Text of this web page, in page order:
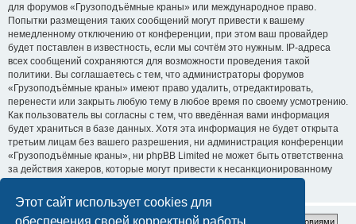
Этот сайт использует cookies для
обеспечения своей корректной работы.
для форумов «Грузоподъёмные краны» или международное право.
Попытки размещения таких сообщений могут привести к вашему
немедленному отключению от конференции, при этом ваш провайдер
будет поставлен в известность, если мы сочтём это нужным. IP-адреса
всех сообщений сохраняются для возможности проведения такой
политики. Вы соглашаетесь с тем, что администраторы форумов
«Грузоподъёмные краны» имеют право удалить, отредактировать,
перенести или закрыть любую тему в любое время по своему усмотрению.
Как пользователь вы согласны с тем, что введённая вами информация
будет храниться в базе данных. Хотя эта информация не будет открыта
третьим лицам без вашего разрешения, ни администрация конференции
«Грузоподъёмные краны», ни phpBB Limited не может быть ответственна
за действия хакеров, которые могут привести к несанкционированному